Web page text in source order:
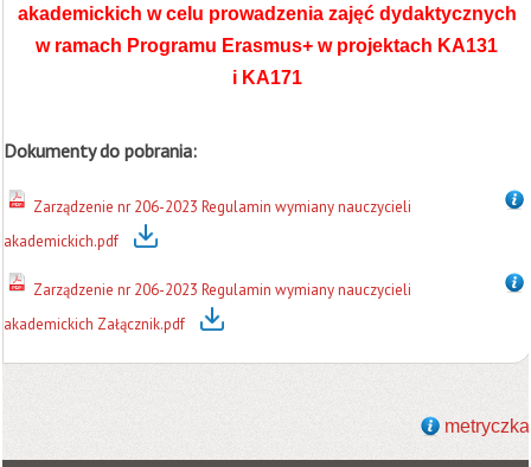
akademickich w celu prowadzenia zajęć dydaktycznych
w ramach Programu Erasmus+ w projektach KA131
i KA171
Dokumenty do pobrania:
Zarządzenie nr 206-2023 Regulamin wymiany nauczycieli
akademickich.pdf
Zarządzenie nr 206-2023 Regulamin wymiany nauczycieli
akademickich Załącznik.pdf
metryczka